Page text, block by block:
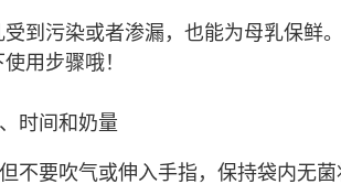
到污染或者渗漏，也能为母乳保鲜
用步骤哦！
时间和奶量
不要吹气或伸入手指，保持袋内无菌